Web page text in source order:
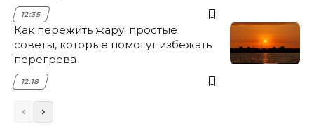
12:35
Как пережить жару: простые
советы, которые помогут избежать
перегрева
12:18